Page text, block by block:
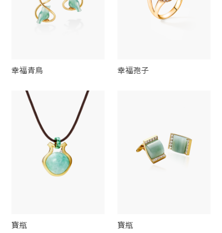
幸福青鳥 幸福孢子
寶瓶 寶瓶